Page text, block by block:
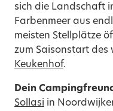
sich die Landschaft
Farbenmeer aus
meisten Stellplätze
zum Saisonstart des
Keukenhof.
Dein
Sollasi in